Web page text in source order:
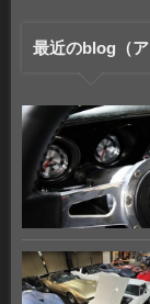
最近のblog（ア